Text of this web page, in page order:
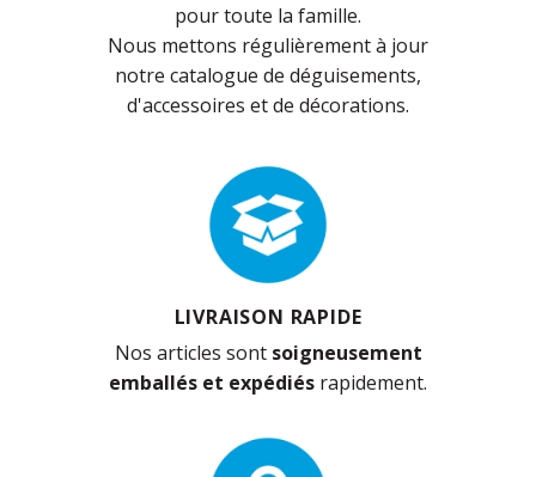
pour toute la famille.
Nous mettons régulièrement à jour
notre catalogue de déguisements,
d'accessoires et de décorations.
LIVRAISON RAPIDE
Nos articles sont soigneusement
emballés et expédiés rapidement.